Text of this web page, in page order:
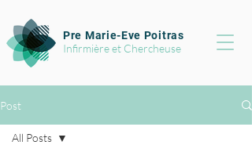
Pre Marie-Eve Poitras
Infirmière et Chercheuse
Post
All Posts